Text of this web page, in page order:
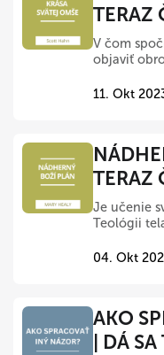
TERAZ
V čom
objaviť
11. Okt
TERAZ
Je učenie
Teológii
04. Okt
AKO
| DÁ